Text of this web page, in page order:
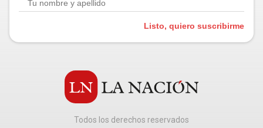
Listo, quiero suscribirme
Todos los derechos reservados